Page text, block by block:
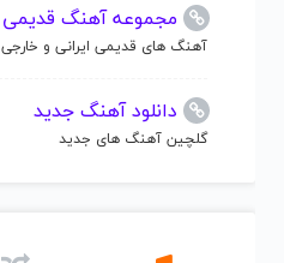
مجموعه آهنگ قدیمی
آهنگ های قدیمی ایرانی و خارجی
دانلود آهنگ جدید
گلچین آهنگ های جدید